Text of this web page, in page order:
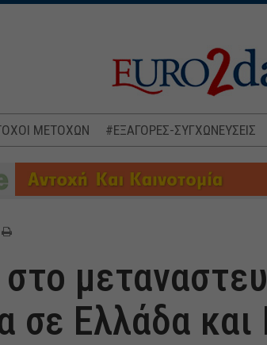
ΜΕΤΟΧΩΝ #ΕΞΑΓΟΡΕΣ-ΣΥΓΧΩΝΕΥΣΕΙΣ
σε Ελλάδα και